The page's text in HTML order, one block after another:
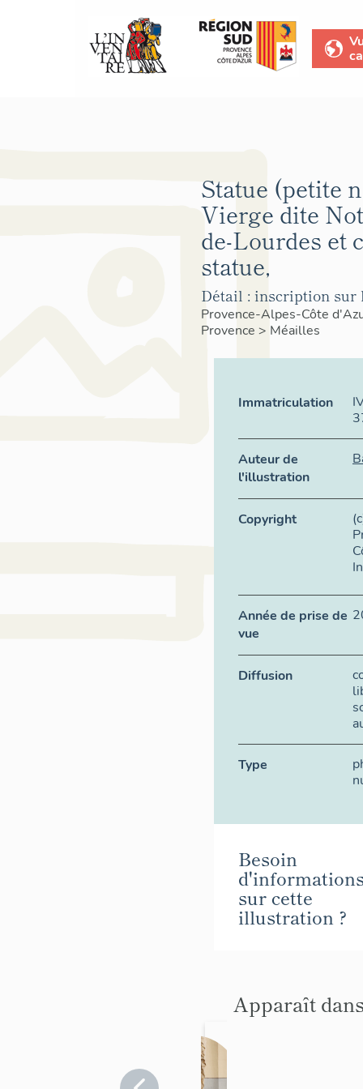
Statue (petite
Vierge dite
de-Lourdes et
statue,
Détail : inscription sur
Provence-Alpes-Côte
Provence > Méailles
Immatriculation
Auteur de
l'illustration
Copyright
Année de prise de
vue
Diffusion
Type
Besoin
sur cette
illustration ?
Apparaît